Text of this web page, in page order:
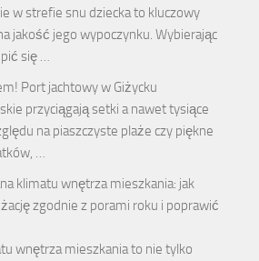
w strefie snu dziecka to kluczowy
jakość jego wypoczynku. Wybierając
się …
Port jachtowy w Giżycku
przyciągają setki a nawet tysiące
na piaszczyste plaże czy piękne
…
klimatu wnętrza mieszkania: jak
zgodnie z porami roku i poprawić
wnętrza mieszkania to nie tylko